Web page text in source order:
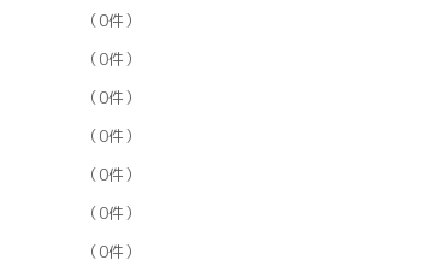
（0件）
（0件）
（0件）
（0件）
（0件）
（0件）
（0件）